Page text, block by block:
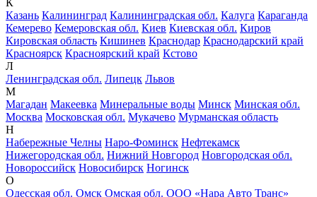
К
Казань Калининград Калининградская обл. Калуга Караганда
Кемерево Кемеровская обл. Киев Киевская обл. Киров
Кировская область Кишинев Краснодар Краснодарский край
Красноярск Красноярский край Кстово
Л
Ленинградская обл. Липецк Львов
М
Магадан Макеевка Минеральные воды Минск Минская обл.
Москва Московская обл. Мукачево Мурманская область
Н
Набережные Челны Наро-Фоминск Нефтекамск
Нижегородская обл. Нижний Новгород Новгородская обл.
Новороссийск Новосибирск Ногинск
О
Одесская обл. Омск Омская обл. ООО «Нара Авто Транс»